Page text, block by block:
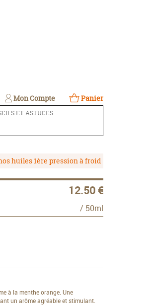
Mon Compte Panier
ET ASTUCES
huiles 1ère pression à froid
12.50 €
/ 50ml
à la menthe orange. Une
un arôme agréable et stimulant.